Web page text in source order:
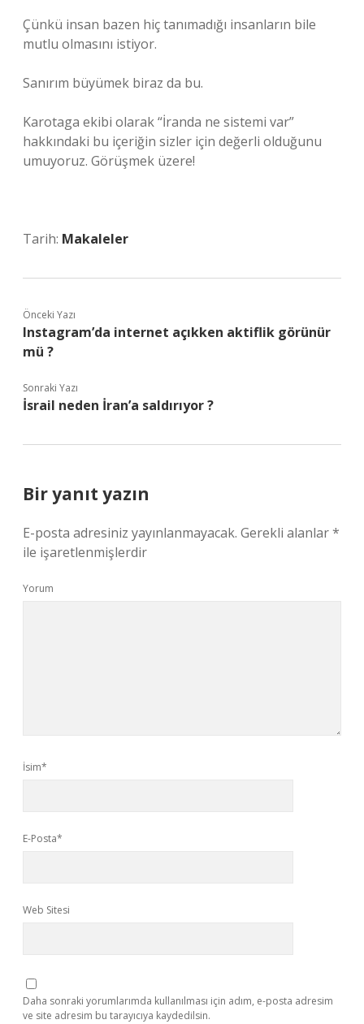
Çünkü insan bazen hiç tanımadığı insanların bile
mutlu olmasını istiyor.
Sanırım büyümek biraz da bu.
Karotaga ekibi olarak “İranda ne sistemi var”
hakkındaki bu içeriğin sizler için değerli olduğunu
umuyoruz. Görüşmek üzere!
Tarih: Makaleler
Önceki Yazı
Instagram’da internet açıkken aktiflik görünür
mü ?
Sonraki Yazı
İsrail neden İran’a saldırıyor ?
Bir yanıt yazın
E-posta adresiniz yayınlanmayacak. Gerekli alanlar*
ile işaretlenmişlerdir
Yorum
İsim*
E-Posta*
Web Sitesi
Daha sonraki yorumlarımda kullanılması için adım, e-posta adresim
ve site adresim bu tarayıcıya kaydedilsin.